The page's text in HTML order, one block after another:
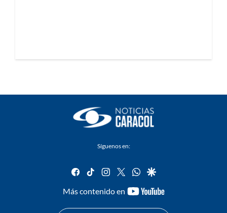
Síguenos en:
facebook
tiktok instagram
twitterwhatsapp
google
Más contenido en
youtube-